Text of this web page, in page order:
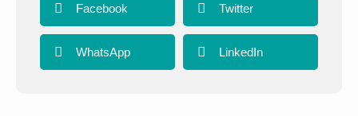
Facebook Twitter
WhatsApp LinkedIn